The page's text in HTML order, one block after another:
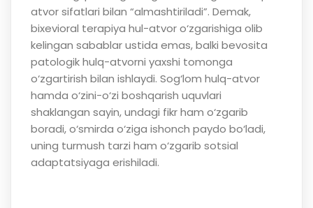
atvor sifatlari bilan “almashtiriladi”. Demak,
bixevioral terapiya hul-atvor o‘zgarishiga olib
kelingan sabablar ustida emas, balki bevosita
patologik hulq-atvorni yaxshi tomonga
o‘zgartirish bilan ishlaydi. Sog‘lom hulq-atvor
hamda o‘zini-o‘zi boshqarish uquvlari
shaklangan sayin, undagi fikr ham o‘zgarib
boradi, o‘smirda o‘ziga ishonch paydo bo‘ladi,
uning turmush tarzi ham o‘zgarib sotsial
adaptatsiyaga erishiladi.